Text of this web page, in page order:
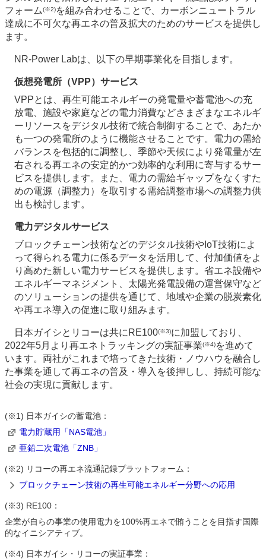
フォーム(※2)を組み合わせることで、カーボンニュートラル
達成に不可欠な再エネの普及拡大のためのサービスを提供し
ます。
NR-Power Labは、以下の早期事業化を目指します。
仮想発電所（VPP）サービス
VPPとは、再生可能エネルギーの発電量や蓄電池への充
放電、施設や家庭などの電力消費などさまざまなエネルギ
ーリソースをデジタル技術で統合制御することで、あたか
も一つの発電所のように機能させることです。電力の需給
バランスを包括的に調整し、季節や天候により発電量が左
右される再エネの安定的かつ効率的な利用に寄与するサー
ビスを提供します。また、電力の需給ギャップをなくすた
めの電源（調整力）を取引する需給調整市場への調整力供
出も検討します。
電力デジタルサービス
ブロックチェーン技術などのデジタル技術やIoT技術によ
って得られる電力に係るデータを活用して、付加価値をよ
り高めた新しい電力サービスを提供します。省エネ設備や
エネルギーマネジメント、太陽光発電設備の運営保守など
のソリューションの提供を通じて、地域や企業の脱炭素化
や再エネ導入の促進に取り組みます。
日本ガイシとリコーは共にRE100(※3)に加盟しており、
2022年5月より再エネトラッキングの実証事業(※4)を進めて
います。両社がこれまで培ってきた技術・ノウハウを融合し
た事業を通して再エネの普及・導入を後押しし、持続可能な
社会の実現に貢献します。
(※1) 日本ガイシの蓄電池：
電力貯蔵用「NAS電池」
亜鉛二次電池「ZNB」
(※2) リコーの再エネ流通記録プラットフォーム：
ブロックチェーン技術の再生可能エネルギー分野への応用
(※3) RE100：
企業が自らの事業の使用電力を100%再エネで賄うことを目指す国際
的なイニシアティブ。
(※4) 日本ガイシ・リコーの実証事業：